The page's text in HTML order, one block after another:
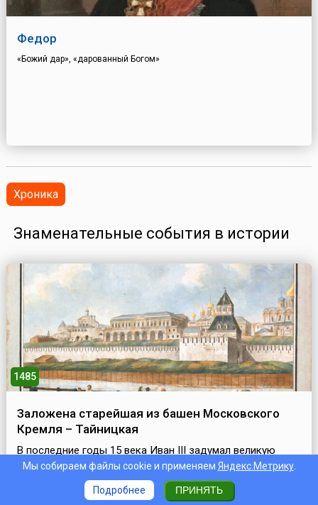
Федор
«Божий дар», «дарованный Богом»
Хроника
Знаменательные события в истории
1485
Заложена старейшая из башен Московского
Кремля – Тайницкая
В последние годы 15 века Иван III задумал великую
перестройку башен и стен Московского Кремля.
Сооружение кремлевских укреплений началось с
Тайницкой башни. Под башней вырыли тайник-колодец.
Мы собираем файлы cookie и применяем Яндекс.Метрику.
Подробнее ПРИНЯТЬ